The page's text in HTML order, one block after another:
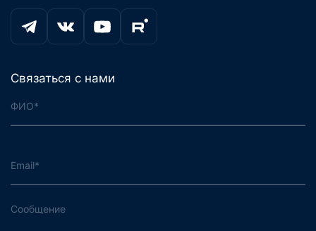
Связаться с нами